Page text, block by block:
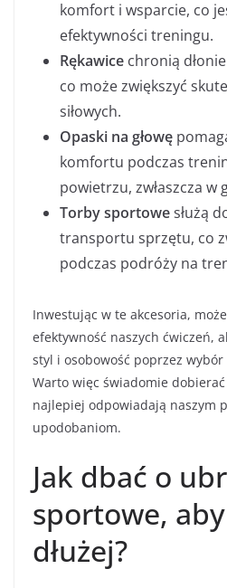
komfort i wsparcie, co
efektywności treningu.
Rękawice chronią
co może zwiększyć
siłowych.
Opaski na głowę
komfortu podczas
powietrzu, zwłaszcza w
Torby sportowesłużą
transportu sprzętu, co
podczas podróży na
Inwestując w te akcesoria,
efektywność naszych ćwiczeń,
styl i osobowość poprzez
Warto więc świadomie
najlepiej odpowiadają naszym
upodobaniom.
Jak dbać o
sportowe, aby
dłużej?